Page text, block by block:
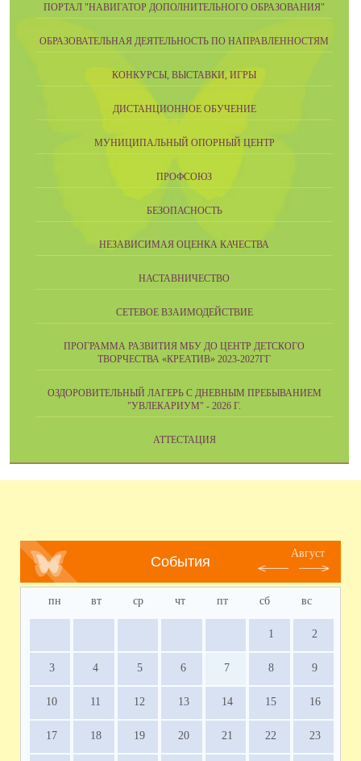
ПОРТАЛ "НАВИГАТОР ДОПОЛНИТЕЛЬНОГО ОБРАЗОВАНИЯ"
ОБРАЗОВАТЕЛЬНАЯ ДЕЯТЕЛЬНОСТЬ ПО НАПРАВЛЕННОСТЯМ
КОНКУРСЫ, ВЫСТАВКИ, ИГРЫ
ДИСТАНЦИОННОЕ ОБУЧЕНИЕ
МУНИЦИПАЛЬНЫЙ ОПОРНЫЙ ЦЕНТР
ПРОФСОЮЗ
БЕЗОПАСНОСТЬ
НЕЗАВИСИМАЯ ОЦЕНКА КАЧЕСТВА
НАСТАВНИЧЕСТВО
СЕТЕВОЕ ВЗАИМОДЕЙСТВИЕ
ПРОГРАММА РАЗВИТИЯ МБУ ДО ЦЕНТР ДЕТСКОГО
ТВОРЧЕСТВА «КРЕАТИВ» 2023-2027ГГ
ОЗДОРОВИТЕЛЬНЫЙ ЛАГЕРЬ С ДНЕВНЫМ ПРЕБЫВАНИЕМ
"УВЛЕКАРИУМ" - 2026 Г.
АТТЕСТАЦИЯ
События
Август
пн вт ср чт пт сб вс
1 2
3 4 5 6 7 8 9
10 11 12 13 14 15 16
17 18 19 20 21 22 23